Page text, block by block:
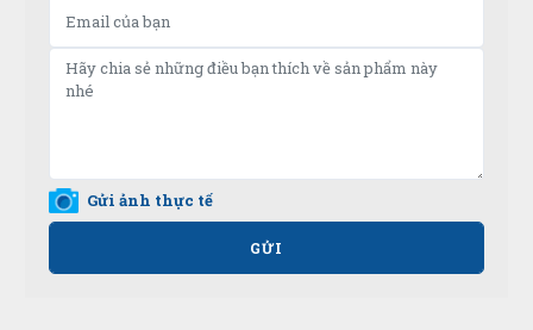
Gửi ảnh thực tế
GỬI
Mọi người nên đến thử nhé, chứ tui là mê về sản
phẩm cũng như dịch vụ tại đây rồi
TV
(Đánh giá 1 năm trước)
Hàng mới. Không chê vào đâu được. Thanks shop!